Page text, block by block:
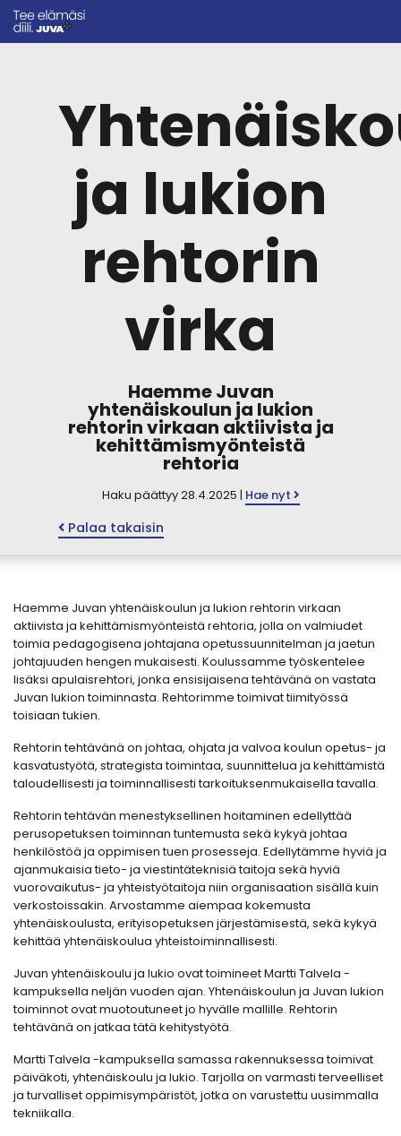
ja lukion
rehtorin
virka
Haemme Juvan
yhtenäiskoulun ja lukion
rehtorin virkaan aktiivista ja
kehittämismyönteistä
rehtoria
Haku päättyy 28.4.2025 | Hae nyt
Palaa takaisin
Haemme Juvan yhtenäiskoulun ja lukion rehtorin virkaan
aktiivista ja kehittämismyönteistä rehtoria, jolla on valmiudet
toimia pedagogisena johtajana opetussuunnitelman ja jaetun
johtajuuden hengen mukaisesti. Koulussamme työskentelee
lisäksi apulaisrehtori, jonka ensisijaisena tehtävänä on vastata
Juvan lukion toiminnasta. Rehtorimme toimivat tiimityössä
toisiaan tukien.
Rehtorin tehtävänä on johtaa, ohjata ja valvoa koulun opetus- ja
kasvatustyötä, strategista toimintaa, suunnittelua ja kehittämistä
taloudellisesti ja toiminnallisesti tarkoituksenmukaisella tavalla.
Rehtorin tehtävän menestyksellinen hoitaminen edellyttää
perusopetuksen toiminnan tuntemusta sekä kykyä johtaa
henkilöstöä ja oppimisen tuen prosesseja. Edellytämme hyviä ja
ajanmukaisia tieto- ja viestintäteknisiä taitoja sekä hyviä
vuorovaikutus- ja yhteistyötaitoja niin organisaation sisällä kuin
verkostoissakin. Arvostamme aiempaa kokemusta
yhtenäiskoulusta, erityisopetuksen järjestämisestä, sekä kykyä
kehittää yhtenäiskoulua yhteistoiminnallisesti.
Juvan yhtenäiskoulu ja lukio ovat toimineet Martti Talvela -
kampuksella neljän vuoden ajan. Yhtenäiskoulun ja Juvan lukion
toiminnot ovat muotoutuneet jo hyvälle mallille. Rehtorin
tehtävänä on jatkaa tätä kehitystyötä.
Martti Talvela -kampuksella samassa rakennuksessa toimivat
päiväkoti, yhtenäiskoulu ja lukio. Tarjolla on varmasti terveelliset
ja turvalliset oppimisympäristöt, jotka on varustettu uusimmalla
tekniikalla.